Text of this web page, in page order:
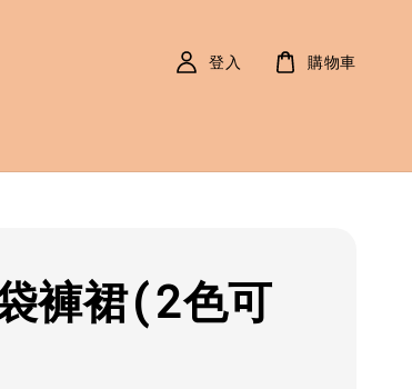
登入 購物車
褲裙(2色可